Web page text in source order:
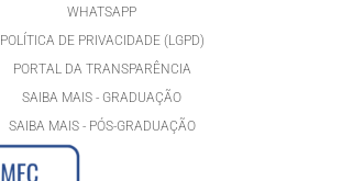
WHATSAPP
POLÍTICA DE PRIVACIDADE (LGPD)
PORTAL DA TRANSPARÊNCIA
SAIBA MAIS - GRADUAÇÃO
SAIBA MAIS - PÓS-GRADUAÇÃO